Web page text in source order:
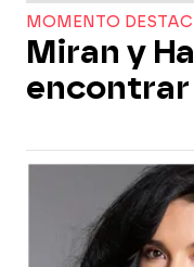
MOMENTO
Miran y
encontrar